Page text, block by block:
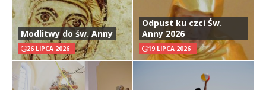
Modlitwy do św. Anny
26 LIPCA 2026
Odpust ku czci Św.
Anny 2026
19 LIPCA 2026